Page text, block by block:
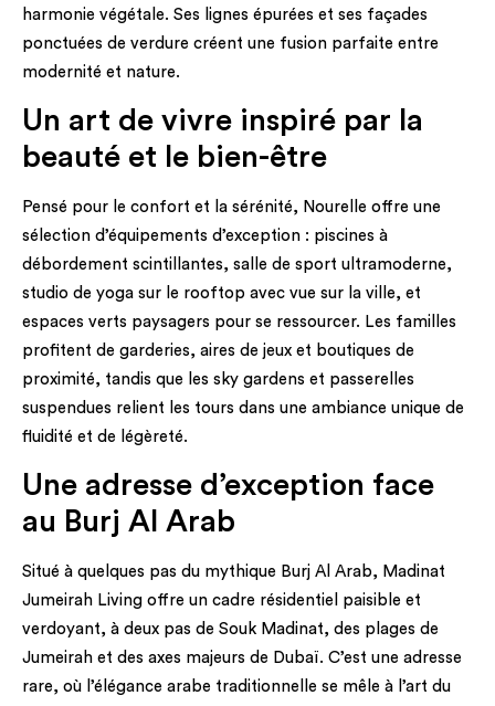
harmonie végétale. Ses lignes épurées et ses façades
ponctuées de verdure créent une fusion parfaite entre
modernité et nature.
Un art de vivre inspiré par la
beauté et le bien-être
Pensé pour le confort et la sérénité, Nourelle offre une
sélection d’équipements d’exception : piscines à
débordement scintillantes, salle de sport ultramoderne,
studio de yoga sur le rooftop avec vue sur la ville, et
espaces verts paysagers pour se ressourcer. Les familles
profitent de garderies, aires de jeux et boutiques de
proximité, tandis que les sky gardens et passerelles
suspendues relient les tours dans une ambiance unique de
fluidité et de légèreté.
Une adresse d’exception face
au Burj Al Arab
Situé à quelques pas du mythique Burj Al Arab, Madinat
Jumeirah Living offre un cadre résidentiel paisible et
verdoyant, à deux pas de Souk Madinat, des plages de
Jumeirah et des axes majeurs de Dubaï. C’est une adresse
rare, où l’élégance arabe traditionnelle se mêle à l’art du